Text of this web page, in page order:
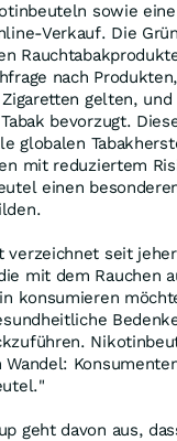
sowie eine
Verkauf. Die
nach
gelten, und
bevorzugt.
globalen
mit reduziertem
einen
verzeichnet seit
mit dem Rauchen
konsumieren
geht davon aus,